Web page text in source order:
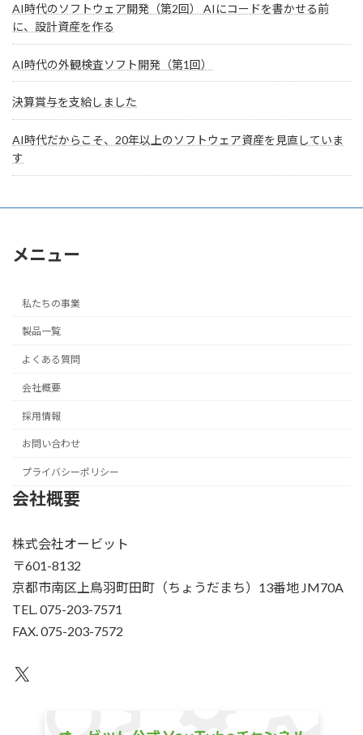
AI時代のソフトウェア開発（第2回） AIにコードを書かせる前
に、設計資産を作る
AI時代の外観検査ソフト開発（第1回）
決算賞与を支給しました
AI時代だからこそ、20年以上のソフトウェア資産を見直していま
す
メニュー
私たちの事業
製品一覧
よくある質問
会社概要
採用情報
お問い合わせ
プライバシーポリシー
会社概要
株式会社オービット
〒601-8132
京都市南区上鳥羽町田町（ちょうだまち）13番地 JM70A
TEL. 075-203-7571
FAX. 075-203-7572
X